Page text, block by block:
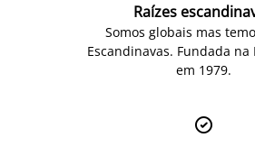
Raízes
Somos globais mas
Escandinavas. Fundada na
em 1979.
